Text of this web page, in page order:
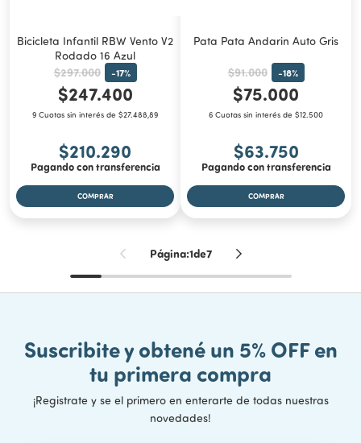
Bicicleta Infantil RBW Vento V2
Rodado 16 Azul
$297.000 -17%
$247.400
9 Cuotas sin interés de $27.488,89
$210.290
Pagando con transferencia
Pata Pata Andarin Auto Gris
$91.000 -18%
$75.000
6 Cuotas sin interés de $12.500
$63.750
Pagando con transferencia
Página:1de7
Suscribite y obtené un 5% OFF en
tu primera compra
¡Registrate y se el primero en enterarte de todas nuestras
novedades!